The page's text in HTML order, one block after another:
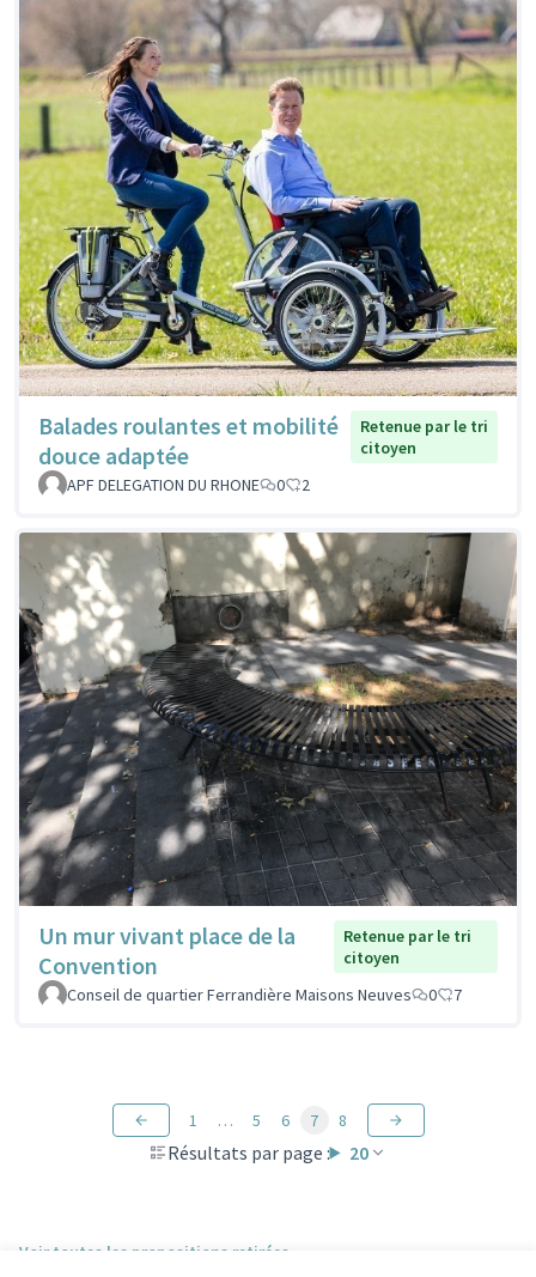
Balades roulantes et mobilité
douce adaptée
Retenue par le tri
citoyen
APF DELEGATION DU RHONE
0 2
Un mur vivant place de la
Convention
Retenue par le tri
citoyen
Conseil de quartier Ferrandière Maisons Neuves
0 7
Résultats par page : 20
1 … 5 6 7 8
Voir toutes les propositions retirées